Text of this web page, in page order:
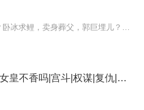
当什么皇后：做女皇不香吗|宫斗|权谋|复仇|逆袭